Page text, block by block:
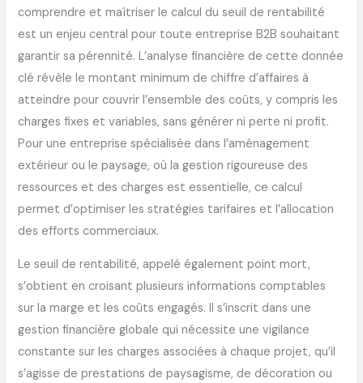
comprendre et maîtriser le calcul du seuil de rentabilité
est un enjeu central pour toute entreprise B2B souhaitant
garantir sa pérennité. L’analyse financière de cette donnée
clé révèle le montant minimum de chiffre d’affaires à
atteindre pour couvrir l’ensemble des coûts, y compris les
charges fixes et variables, sans générer ni perte ni profit.
Pour une entreprise spécialisée dans l’aménagement
extérieur ou le paysage, où la gestion rigoureuse des
ressources et des charges est essentielle, ce calcul
permet d’optimiser les stratégies tarifaires et l’allocation
des efforts commerciaux.
Le seuil de rentabilité, appelé également point mort,
s’obtient en croisant plusieurs informations comptables
sur la marge et les coûts engagés. Il s’inscrit dans une
gestion financière globale qui nécessite une vigilance
constante sur les charges associées à chaque projet, qu’il
s’agisse de prestations de paysagisme, de décoration ou